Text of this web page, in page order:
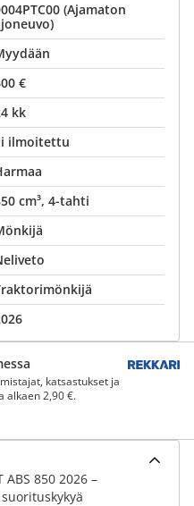
(Ajamaton
€
kk
ilmoitettu
cm³, 4-tahti
katsastukset ja
alkaen 2,90 €.
ABS 850 2026 –